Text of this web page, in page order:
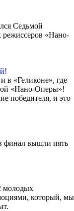
Седьмой
«Нано-
в «Геликоне», где
«Нано-Оперы»!
победителя, и это
финал вышли пять
молодых
который, мы